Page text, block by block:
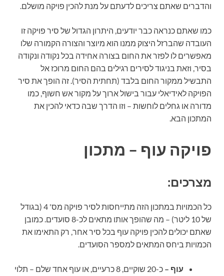
והדברים שאתם צריכים לדעתם על מנת להכין פויקה מושלם.
כמו שאתם כנראה כבר יודעים, היתרון הגדול של סיר פויקה זו
העובדה שהברזל היצוק ממנו הוא מיוצר והצורה הקמורה שלו
מאפשרים לו לפזר את החום בצורה אחידה בכל נקודה ונקודה
בסיר, וזאת בניגוד לסירים רגילים בהם החום מרוכז אל
התבשיל ממקור החום בלבד (תחתית הסיר). זה הופך את סיר
הפויקה לאידיאלי עבור בישול ארוך על מקור אש חשוף, כמו
מדורה או גחלים לוחשות – וזו הדרך שבה כדאי להכין את
המתכון הבא.
פויקה עוף – מתכון
מצרכים:
כל הכמויות במתכון הזה מתייחסות לסיר פויקה מס' 4 (בגודל
של 10 ליטר) – מה שהופך אותו מתאים לכ-8 סועדים. כמובן
שאתם יכולים להכין פויקה עוף בכל סיר אחר, רק התאימו את
הכמויות ביחס המתאים למספר הסועדים.
עוף –
כ-20 שוקיים, 8 כרעיים, או עוף אחד שלם – תלוי